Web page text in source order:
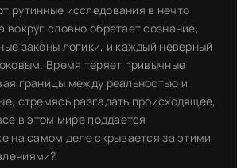
рутинные исследования в нечто
словно обретает сознание,
законы логики, и каждый неверный
Время теряет привычные
границы между реальностью и
стремясь разгадать происходящее,
в этом мире поддается
на самом деле скрывается за этими